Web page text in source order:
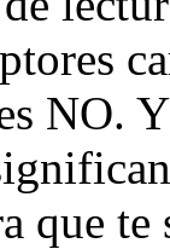
NO.
que